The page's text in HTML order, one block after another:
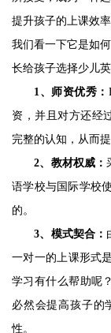
提升孩子的上课效率
我们看一下它是如
长给孩子选择少儿
1、 师资优秀：
资，并且对方还经
完整的认知，从而提
2、 教材权威：
语学校与国际学校
的。
3、 模式契合：
一对一的上课形式是
学习有什么帮助呢
必然会提高孩子的
性。